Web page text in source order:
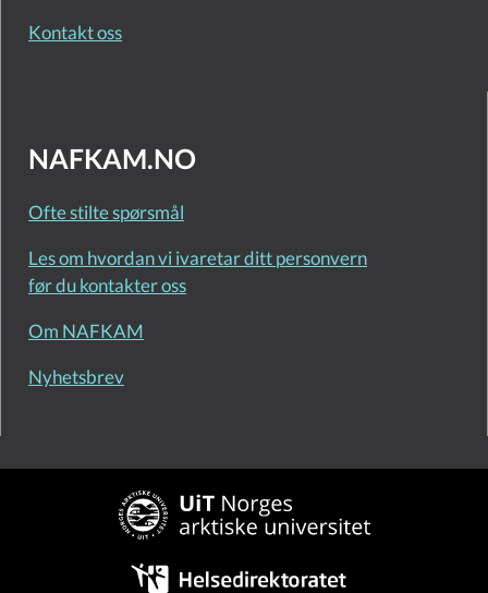
Kontakt oss
NAFKAM.NO
Ofte stilte spørsmål
Les om hvordan vi ivaretar ditt personvern
før du kontakter oss
Om NAFKAM
Nyhetsbrev